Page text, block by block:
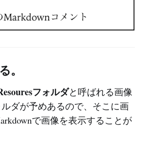
。
フォルダと呼ばれる画像
ダが予めあるので、そこに画
で画像を表示することが